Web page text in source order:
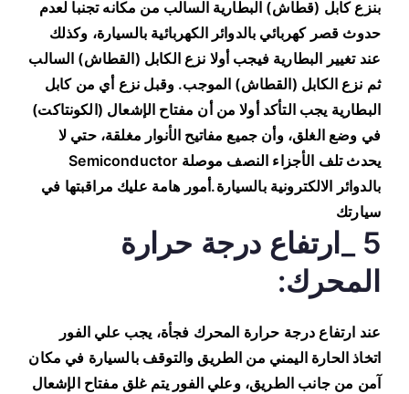
بنزع كابل (قطاش) البطارية السالب من مكانه تجنبا لعدم
حدوث قصر كهربائي بالدوائر الكهربائية بالسيارة، وكذلك
عند تغيير البطارية فيجب أولا نزع الكابل (القطاش) السالب
ثم نزع الكابل (القطاش) الموجب. وقبل نزع أي من كابل
البطارية يجب التأكد أولا من أن مفتاح الإشعال (الكونتاكت)
في وضع الغلق، وأن جميع مفاتيح الأنوار مغلقة، حتي لا
يحدث تلف الأجزاء النصف موصلة Semiconductor
بالدوائر الالكترونية بالسيارة.أمور هامة عليك مراقبتها في
سيارتك
5 _ارتفاع درجة حرارة
المحرك:
عند ارتفاع درجة حرارة المحرك فجأة، يجب علي الفور
اتخاذ الحارة اليمني من الطريق والتوقف بالسيارة في مكان
آمن من جانب الطريق، وعلي الفور يتم غلق مفتاح الإشعال